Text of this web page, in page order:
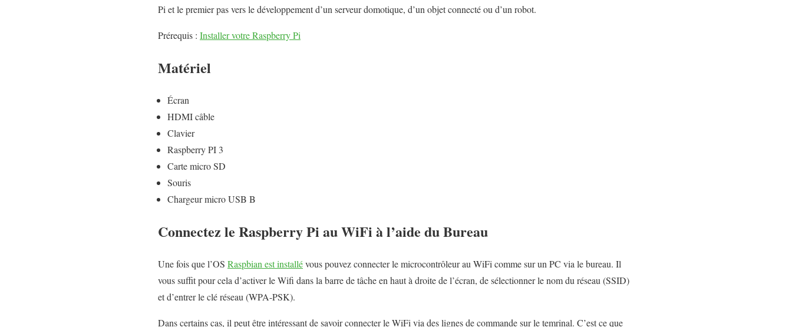
Pi et le premier pas vers le développement d’un serveur domotique, d’un objet connecté ou d’un robot.
Prérequis : Installer votre Raspberry Pi
Matériel
Écran
HDMI câble
Clavier
Raspberry PI 3
Carte micro SD
Souris
Chargeur micro USB B
Connectez le Raspberry Pi au WiFi à l’aide du Bureau
Une fois que l’OS Raspbian est installévous pouvez connecter le microcontrôleur au WiFi comme sur un PC via le bureau. Il
vous suffit pour cela d’activer le Wifi dans la barre de tâche en haut à droite de l’écran, de sélectionner le nom du réseau (SSID)
et d’entrer le clé réseau (WPA-PSK).
Dans certains cas, il peut être intéressant de savoir connecter le WiFi via des lignes de commande sur le temrinal. C’est ce que